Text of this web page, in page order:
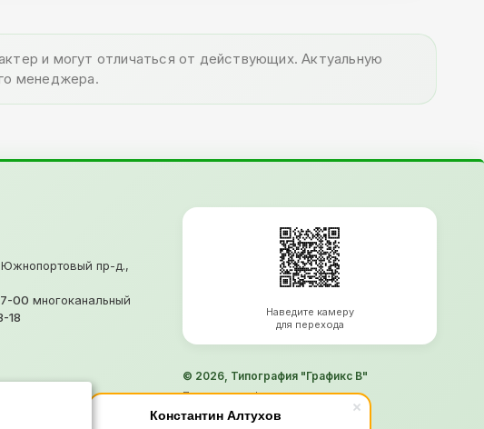
Константин Алтухов
и могут отличаться от действующих. Актуальную
менеджера.
пр-д.,
00 многоканальный
18
Наведите камеру
для перехода
© 2026, Типография "Графикс В"
Политика конфиденциальности
Согласие на обработку ПД
Информация не является офертой